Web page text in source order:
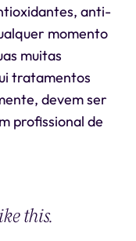
anti-
momento
muitas
tratamentos
devem ser
profissional de
this.